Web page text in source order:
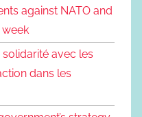
against NATO and
solidarité avec les
dans les